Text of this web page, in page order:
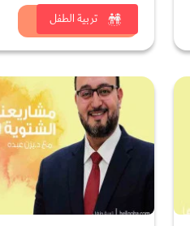
تربية الطفل
شاهد الان